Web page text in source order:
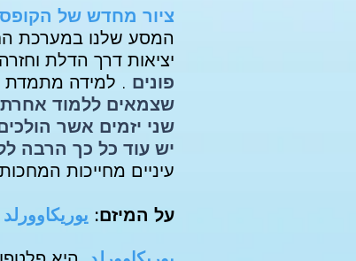
ציור מחדש של
המסע שלנו במערכת
יציאות דרך הדלת
פונים . למידה מתמדת
שצמאים ללמוד אחרת
שני יזמים אשר
יש עוד כל כך הרבה
עיניים מחייכות
על המיזם: يوريكاوورلد